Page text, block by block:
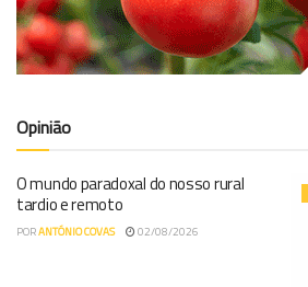
Opinião
O mundo paradoxal do nosso rural
tardio e remoto
PORANTÓNIO COVAS 02/08/2026